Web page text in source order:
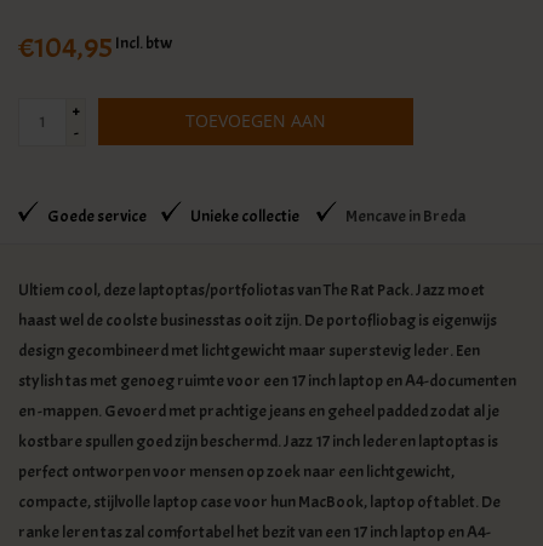
€104,95 Incl. btw
+
-
TOEVOEGEN AAN
Goede service Unieke collectie Mencave in Breda
Ultiem cool, deze laptoptas/portfoliotas van The Rat Pack. Jazz moet
haast wel de coolste businesstas ooit zijn. De portofliobag is eigenwijs
design gecombineerd met lichtgewicht maar superstevig leder. Een
stylish tas met genoeg ruimte voor een 17 inch laptop en A4-documenten
en -mappen. Gevoerd met prachtige jeans en geheel padded zodat al je
kostbare spullen goed zijn beschermd.Jazz 17 inch lederen laptoptas is
perfect ontworpen voor mensen op zoek naar een lichtgewicht,
compacte, stijlvolle laptop case voor hun MacBook, laptop of tablet. De
ranke leren tas zal comfortabel het bezit van een 17 inch laptop en A4-